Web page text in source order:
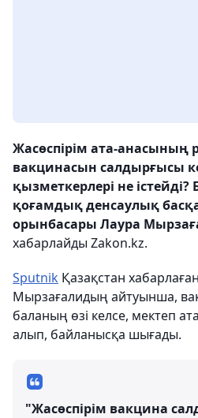
Жасөспірім ата-анасының
вакцинасын салдырғысы
қызметкерлері не
қоғамдық денсаулық
орынбасары Лаура
хабарлайды Zakon.kz.
Sputnik Қазақстан
Мырзағалидың айтуынша,
баланың өзі келсе, мектеп
алып, байланысқа шығады.
"Жасөспірім вакцина